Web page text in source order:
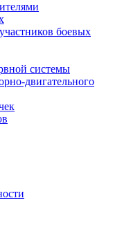
боевых
системы
двигательного